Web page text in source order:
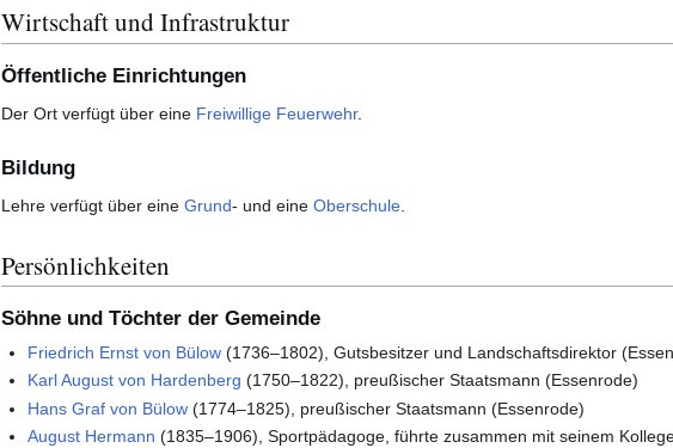
Wirtschaft und Infrastruktur
Öffentliche Einrichtungen
Der Ort verfügt über eine Freiwillige Feuerwehr.
Bildung
Lehre verfügt über eine Grund- und eine Oberschule
Persönlichkeiten
Söhne und Töchter der Gemeinde
Friedrich Ernst von Bülow (1736–1802), Gutsbesitzer und Landschaftsdirektor
Karl August von Hardenberg (1750–1822), preußischer Staatsmann (Essenrode)
Hans Graf von Bülow (1774–1825), preußischer Staatsmann (Essenrode)
August Hermann (1835–1906), Sportpädagoge, führte zusammen mit seinem